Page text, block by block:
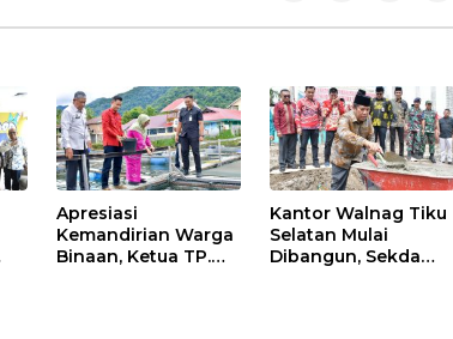
Apresiasi
Kemandirian Warga
Binaan, Ketua TP.
Kantor Walnag Tiku
Selatan Mulai
Dibangun, Sekda